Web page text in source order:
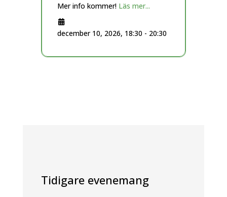
Mer info kommer! Läs mer...
december 10, 2026, 18:30 - 20:30
Tidigare evenemang